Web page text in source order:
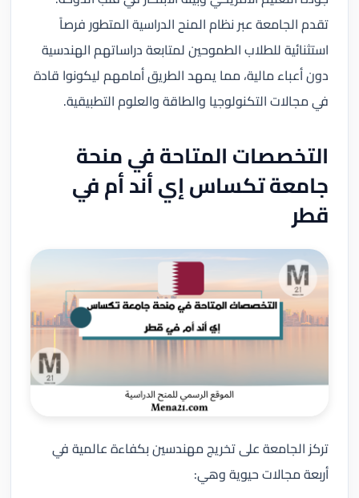
تقدم الجامعة عبر نظام المنح الدراسية المتطور فرصاً
استثنائية للطلاب الطموحين لمتابعة دراساتهم الهندسية
دون أعباء مالية، مما يمهد الطريق أمامهم ليكونوا قادة
في مجالات التكنولوجيا والطاقة والعلوم التطبيقية.
التخصصات المتاحة في منحة
جامعة تكساس إي أند أم في
قطر
تركز الجامعة على تخريج مهندسين بكفاءة عالمية في
أربعة مجالات حيوية وهي: